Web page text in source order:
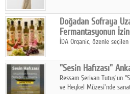
Doğadan Sofraya
Fermantasyonun
İDA Organic, özenle
sofralarına taşıyor.
"Sesin Hafızası"
Ressam Şerivan Tutuş'un
ve Heykel Müzesi'nde